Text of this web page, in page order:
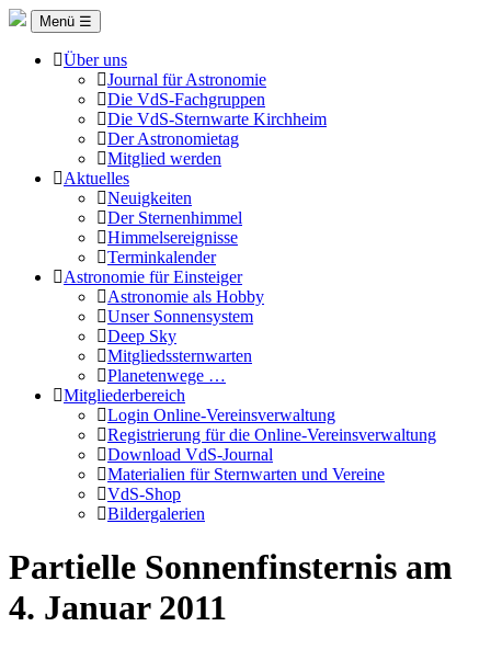
Menü ☰
Über uns
Journal für Astronomie
Die VdS-Fachgruppen
Die VdS-Sternwarte Kirchheim
Der Astronomietag
Mitglied werden
Aktuelles
Neuigkeiten
Der Sternenhimmel
Himmelsereignisse
Terminkalender
Astronomie für Einsteiger
Astronomie als Hobby
Unser Sonnensystem
Deep Sky
Mitgliedssternwarten
Planetenwege …
Mitgliederbereich
Login Online-Vereinsverwaltung
Registrierung für die Online-Vereinsverwaltung
Download VdS-Journal
Materialien für Sternwarten und Vereine
VdS-Shop
Bildergalerien
Partielle Sonnenfinsternis am
4. Januar 2011